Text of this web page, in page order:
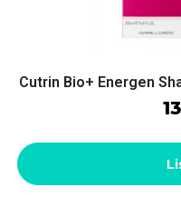
Cutrin Bio+ Energen